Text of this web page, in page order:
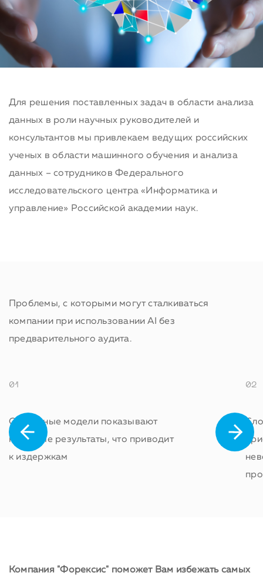
Для решения поставленных задач в области анализа
данных в роли научных руководителей и
консультантов мы привлекаем ведущих российских
ученых в области машинного обучения и анализа
данных – сотрудников Федерального
исследовательского центра «Информатика и
управление» Российской академии наук.
Проблемы, с которыми могут сталкиваться
компании при использовании AI без
предварительного аудита.
01
Созданные модели показывают
неточные результаты, что приводит
к издержкам
02
Компания "Форексис" поможет Вам избежать самых